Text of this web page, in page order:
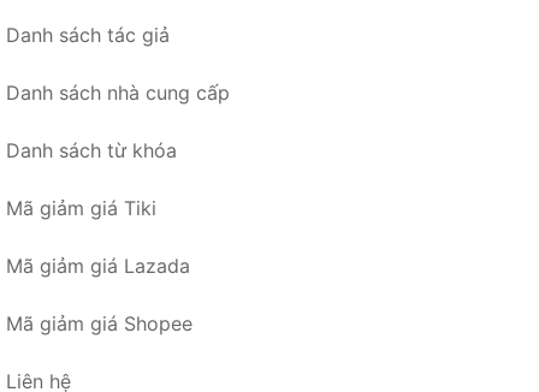
Danh sách tác giả
Danh sách nhà cung cấp
Danh sách từ khóa
Mã giảm giá Tiki
Mã giảm giá Lazada
Mã giảm giá Shopee
Liên hệ